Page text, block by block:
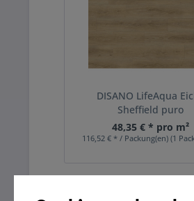
DISANO LifeAqua
Sheffield puro
48,35 € * pro m²
116,52 € * / Packung(en) (1